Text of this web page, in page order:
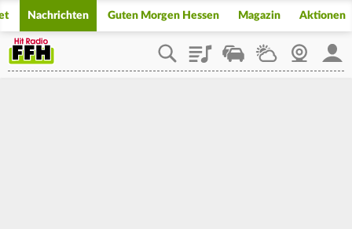
Nachrichten Guten Morgen Hessen Magazin Aktionen
PlaylistStaupilotWetterWebcam